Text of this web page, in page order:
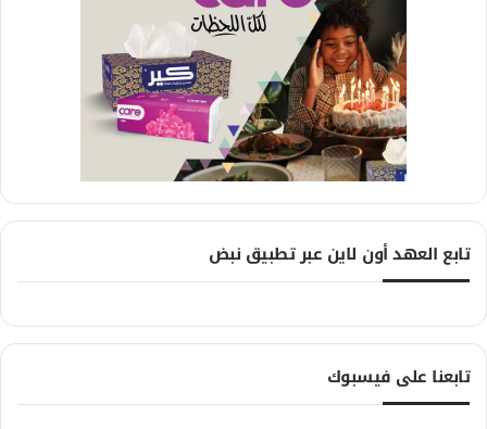
تابع العهد أون لاين عبر تطبيق نبض
تابعنا على فيسبوك